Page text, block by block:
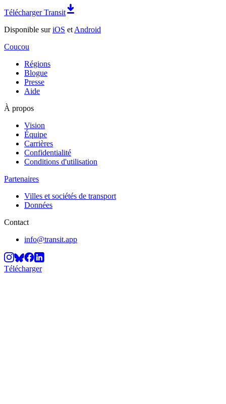
Télécharger Transit
Disponible suriOS et Android
Coucou
Régions
Blogue
Presse
Aide
À propos
Vision
Équipe
Carrières
Confidentialité
Conditions d'utilisation
Partenaires
Villes et sociétés de transport
Données
Contact
info@transit.app
Télécharger